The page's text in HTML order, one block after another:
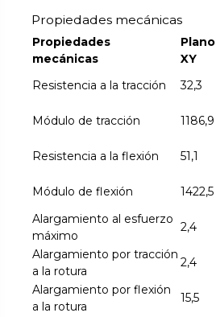
Propiedades mecánicas
Propiedades
mecánicas
Plano
XY
Resistencia a la tracción
32,3
Módulo de tracción
1186,9
Resistencia a la flexión
51,1
Módulo de flexión
1422,5
Alargamiento al esfuerzo
máximo
2,4
Alargamiento por tracción
a la rotura
2,4
Alargamiento por flexión
a la rotura
15,5